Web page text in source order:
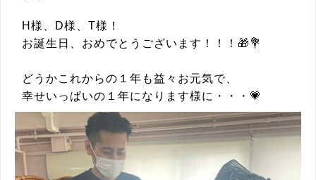
H様、D様、T様！
お誕生日、おめでとうございます！！！🎁💐
どうかこれからの１年も益々お元気で、
幸せいっぱいの１年になります様に・・・💗